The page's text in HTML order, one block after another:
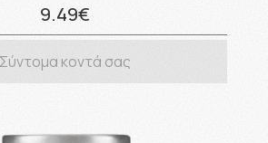
9.49€
Σύντομα κοντά σας